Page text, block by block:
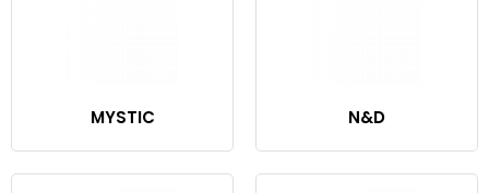
MYSTIC N&D